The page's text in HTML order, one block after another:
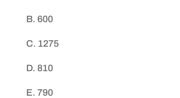
B. 600
C. 1275
D. 810
E. 790